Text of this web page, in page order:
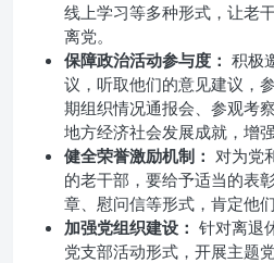
线上学习等多种形式，让老
离党。
保障政治活动参与度： 积极
议，听取他们的意见建议，
期组织情况通报会、参观考
地方经济社会发展成就，增
健全荣誉激励机制： 对为党
的老干部，要给予适当的表
章、慰问信等形式，肯定他
加强党组织建设： 针对离退
党支部活动形式，开展主题